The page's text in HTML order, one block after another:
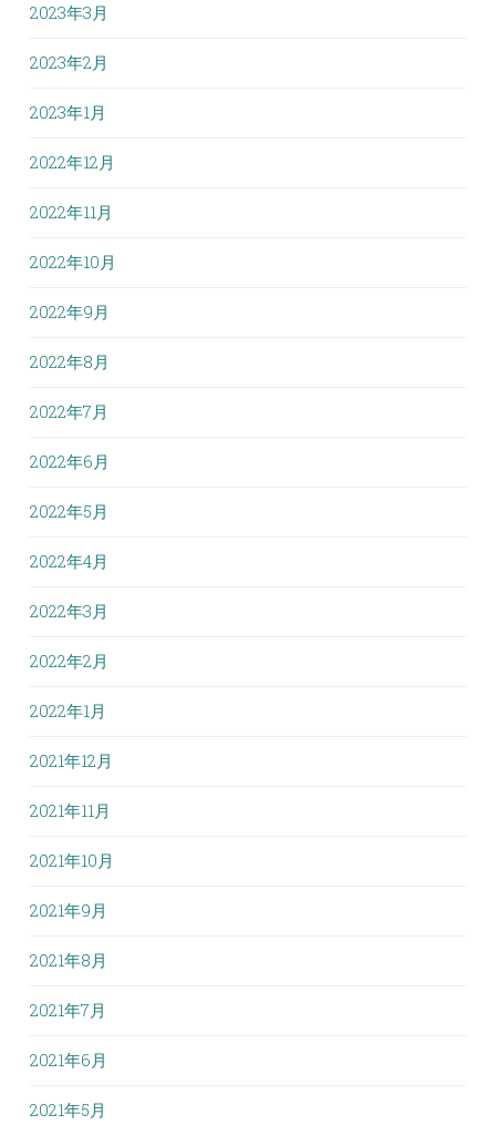
2023年3月
2023年2月
2023年1月
2022年12月
2022年11月
2022年10月
2022年9月
2022年8月
2022年7月
2022年6月
2022年5月
2022年4月
2022年3月
2022年2月
2022年1月
2021年12月
2021年11月
2021年10月
2021年9月
2021年8月
2021年7月
2021年6月
2021年5月